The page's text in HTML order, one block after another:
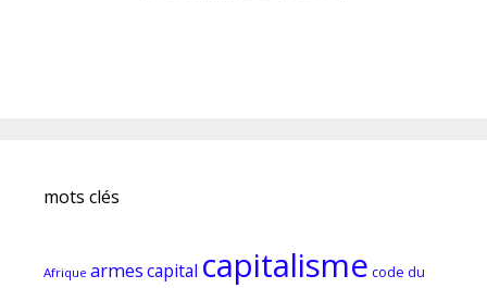
mots clés
Afrique armescapital capitalisme code du